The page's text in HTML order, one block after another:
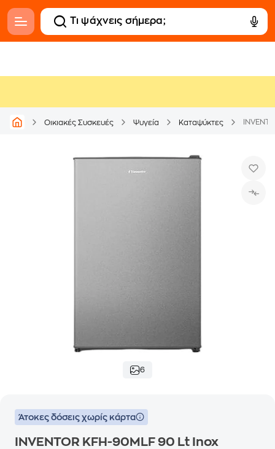
Οικιακές Συσκευές Ψυγεία Καταψύκτες
6
Άτοκες δόσεις χωρίς κάρτα
INVENTOR KFH-90MLF 90 Lt Inox